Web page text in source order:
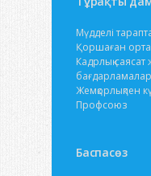
Мүдделі
Қоршаған
Кадрлық саясат
бағдарламалар
Жемқорлықпен
Профсоюз
Баспасөз